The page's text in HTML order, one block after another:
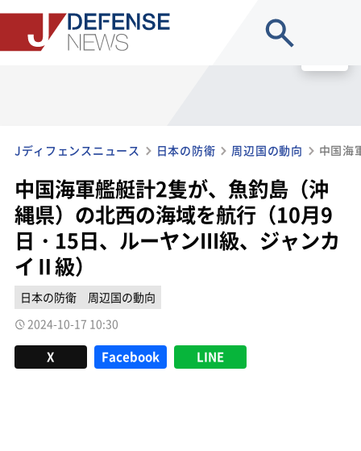
Jディフェンスニュース 日本の防衛 周辺国の動向
中国海軍艦艇計2隻が、魚釣島（沖
縄県）の北西の海域を航行（10月9
日・15日、ルーヤンIII級、ジャンカ
イⅡ級）
日本の防衛
周辺国の動向
2024-10-17 10:30
X Facebook LINE